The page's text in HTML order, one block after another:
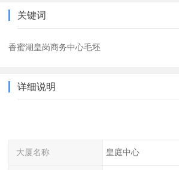
关键词
香蜜湖皇岗商务中心毛坯
详细说明
大厦名称 皇庭中心